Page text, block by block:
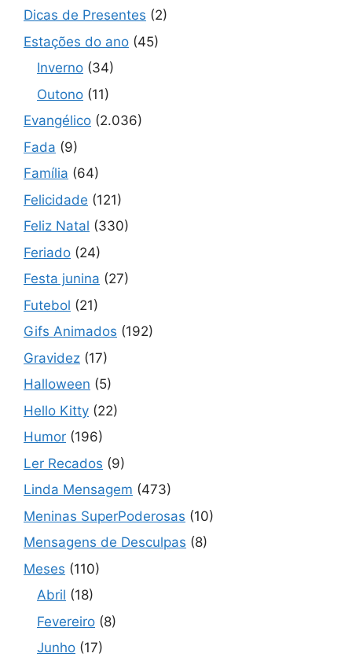
Dicas de Presentes (2)
Estações do ano (45)
Inverno (34)
Outono (11)
Evangélico (2.036)
Fada (9)
Família (64)
Felicidade (121)
Feliz Natal (330)
Feriado (24)
Festa junina (27)
Futebol (21)
Gifs Animados (192)
Gravidez (17)
Halloween (5)
Hello Kitty (22)
Humor (196)
Ler Recados (9)
Linda Mensagem (473)
Meninas SuperPoderosas (10)
Mensagens de Desculpas (8)
Meses (110)
Abril (18)
Fevereiro (8)
Junho (17)